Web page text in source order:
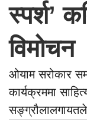
स्पर्श’
विमोचन
ओयाम सरोकार
कार्यक्रममा
सङ्ग्रौलालगायतले